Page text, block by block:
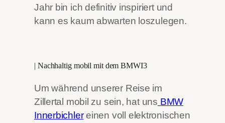
Jahr bin ich definitiv inspiriert und
kann es kaum abwarten loszulegen.
| Nachhaltig mobil mit dem BMWI3
Um während unserer Reise im
Zillertal mobil zu sein, hat uns BMW
Innerbichlereinen voll elektronischen